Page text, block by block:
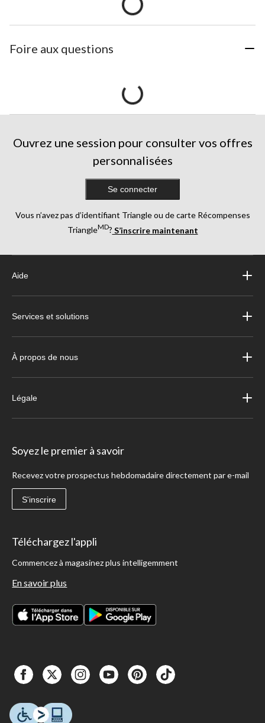
Foire aux questions
Ouvrez une session pour consulter vos offres
personnalisées
Se connecter
Vous n’avez pas d’identifiant Triangle ou de carte Récompenses
TriangleMD? S’inscrire maintenant
Aide
Services et solutions
À propos de nous
Légale
Soyez le premier à savoir
Recevez votre prospectus hebdomadaire directement par e-mail
S'inscrire
Téléchargez l'appli
Commencez à magasinez plus intelligemment
En savoir plus